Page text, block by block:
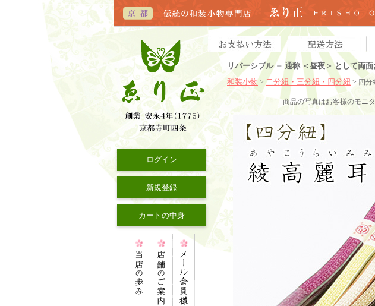
ログイン
新規登録
カートの中身
リバーシブル ＝ 通称 ＜昼夜＞ として両
和装小物 > 二分紐・三分紐・四分紐 > 四分
商品の写真はお客様のモニ